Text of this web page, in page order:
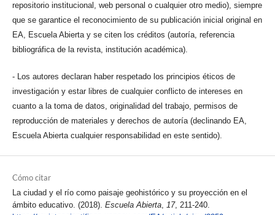
repositorio institucional, web personal o cualquier otro medio), siempre
que se garantice el reconocimiento de su publicación inicial original en
EA, Escuela Abierta y se citen los créditos (autoría, referencia
bibliográfica de la revista, institución académica).
- Los autores declaran haber respetado los principios éticos de
investigación y estar libres de cualquier conflicto de intereses en
cuanto a la toma de datos, originalidad del trabajo, permisos de
reproducción de materiales y derechos de autoría (declinando EA,
Escuela Abierta cualquier responsabilidad en este sentido).
Cómo citar
La ciudad y el río como paisaje geohistórico y su proyección en el
ámbito educativo. (2018). Escuela Abierta, 17, 211-240.